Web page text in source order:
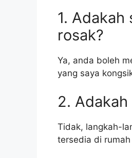
1.
rosak?
Ya, anda boleh
yang saya
2.
Tidak, langkah-
tersedia di